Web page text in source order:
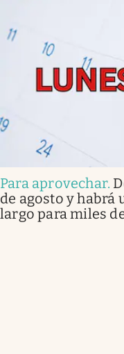
Para aprovechar.
de agosto y habrá
largo para miles